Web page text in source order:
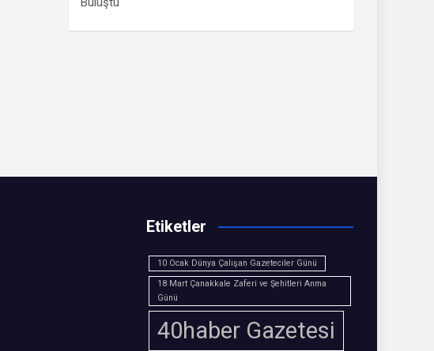
Etiketler
10 Ocak Dünya Çalışan Gazeteciler Günü
18 Mart Çanakkale Zaferi ve Şehitleri Anma
Günü
40haber Gazetesi